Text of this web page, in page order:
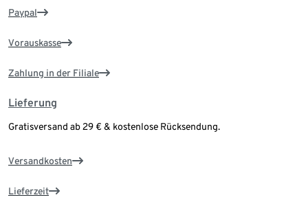
Paypal
Vorauskasse
Zahlung in der Filiale
Lieferung
Gratisversand ab 29 € & kostenlose Rücksendung.
Versandkosten
Lieferzeit